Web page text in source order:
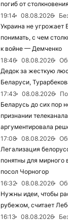
погиб от
19:14
08.08.2026
Украина не угрожает
понимать, с чем
к войне — Демченко
18:46
08.08.2026
Дедок за жесткую
Беларуси,
17:43
08.08.2026
Беларусь до сих пор
признании
аргументировала
17:08
08.08.2026
Легализация
понятны для мирного
посол Чорногор
16:32
08.08.2026
Нужны идеи, чтобы
рубежом, считает
16:13
08.08.2026